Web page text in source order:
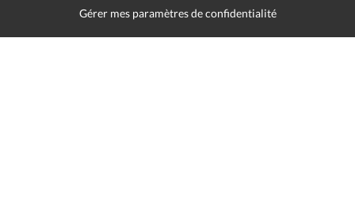
Gérer mes paramètres de confidentialité
1000 Bruxelles